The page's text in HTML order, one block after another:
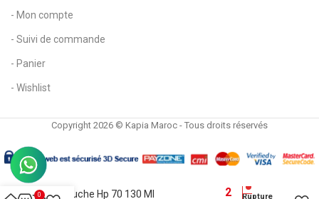
- Mon compte
- Suivi de commande
- Panier
- Wishlist
Copyright 2026 © Kapia Maroc - Tous droits réservés
Cartouche Hp 70 130 Ml 2 Rupture
0